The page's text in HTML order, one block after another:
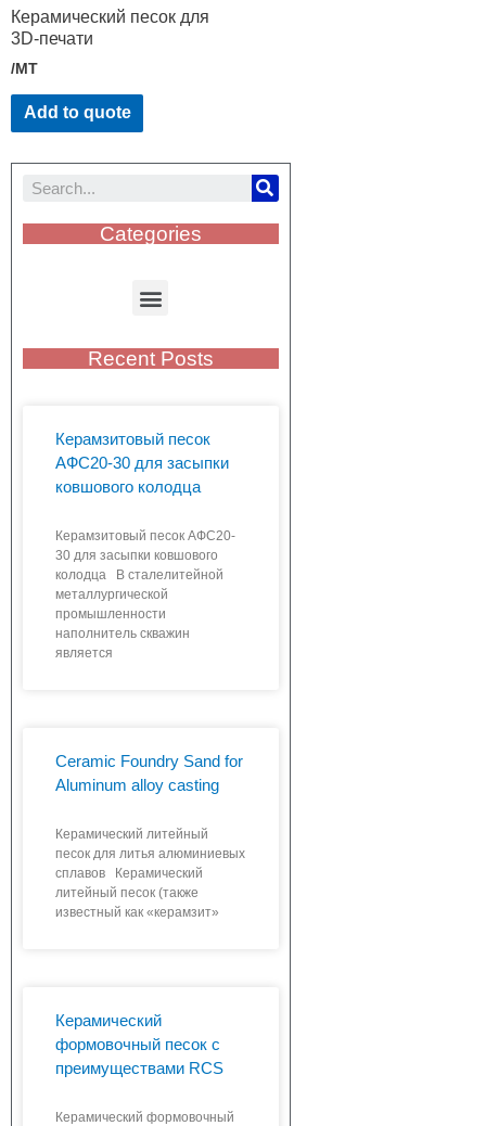
Керамический песок для
3D-печати
/MT
Add to quote
Categories
Recent Posts
Керамзитовый песок
АФС20-30 для засыпки
ковшового колодца
Керамзитовый песок АФС20-
30 для засыпки ковшового
колодца В сталелитейной
металлургической
промышленности
наполнитель скважин
является
Ceramic Foundry Sand for
Aluminum alloy casting
Керамический литейный
песок для литья алюминиевых
сплавов Керамический
литейный песок (также
известный как «керамзит»
Керамический
формовочный песок с
преимуществами RCS
Керамический формовочный